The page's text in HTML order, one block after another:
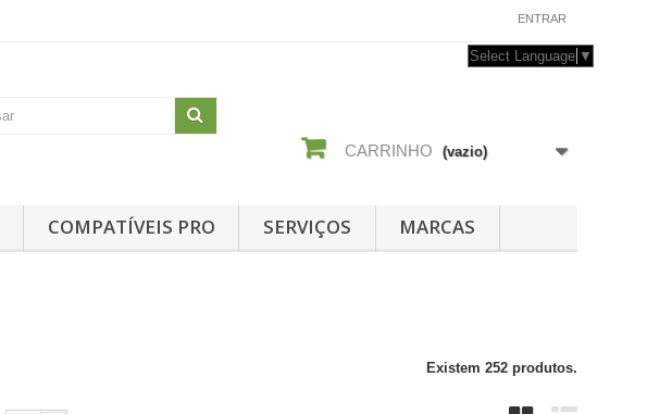
ENTRAR
Select Language ▼
CARRINHO (vazio)
COMPATÍVEIS PRO SERVIÇOS MARCAS
Existem 252 produtos.